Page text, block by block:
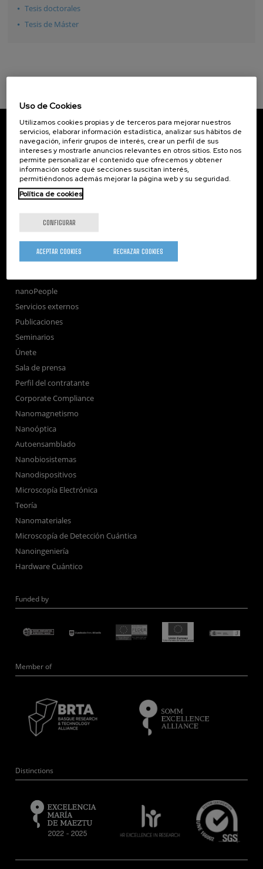
Tesis doctorales
Tesis de Máster
CIC nanoGUNE
Tolosa Hiribidea, 76
E-20018 Donostia / San Sebastian
+34 9... Ver teléfono·nano@nanogune.eu
Subscribe to our Newsletter
nanoGUNE
Investigación
Formación
nanoPeople
Servicios externos
Publicaciones
Seminarios
Únete
Sala de prensa
Perfil del contratante
Corporate Compliance
Nanomagnetismo
Nanoóptica
Autoensamblado
Nanobiosistemas
Nanodispositivos
Microscopía Electrónica
Teoría
Nanomateriales
Microscopía de Detección Cuántica
Nanoingeniería
Hardware Cuántico
Funded by
Member of
Distinctions
Uso de Cookies
Utilizamos cookies propias y de terceros para mejorar nuestros
servicios, elaborar información estadística, analizar sus hábitos de
navegación, inferir grupos de interés, crear un perfil de sus
intereses y mostrarle anuncios relevantes en otros sitios. Esto nos
permite personalizar el contenido que ofrecemos y obtener
información sobre qué secciones suscitan interés,
permitiéndonos además mejorar la página web y su seguridad.
Política de cookies
CONFIGURAR
RECHAZAR COOKIES
ACEPTAR COOKIES